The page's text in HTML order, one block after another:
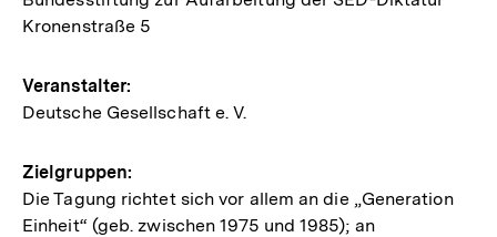
zur
Kronenstraße 5
Veranstalter:
Deutsche Gesellschaft e. V.
Zielgruppen:
Die Tagung richtet sich vor allem an die „Generation
Einheit“ (geb. zwischen 1975 und 1985); an